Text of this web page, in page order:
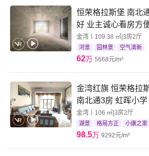
恒荣格拉斯堡 南北
好 业主诚心看房方
金湾丨109.38 ㎡|3房2厅
河景 园林景 空气清新
62万5668元/m²
金湾红旗 恒荣格拉
南北通3房 虹晖小学
金湾丨106 ㎡|3房2厅
湖景 格局方正 小康之家
98.5万9292元/m²